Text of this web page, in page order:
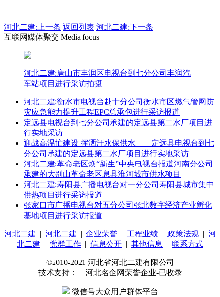
河北二建: 上一条 返回列表 河北二建:下一条
互联网媒体聚交 Media focus
河北二建:唐山市丰润区电视台到七分公司丰润汽
车站项目进行采访拍摄
河北二建:衡水市电视台赴十分公司衡水市区燃气管网防
灾应急能力提升工程EPC总承包进行采访报道
定远县电视台到七分公司承建的定远县第二水厂项目进
行实地采访
迎战高温忙建设 挥洒汗水保供水——定远县电视台到七
分公司承建的定远县第二水厂项目进行实地采访
河北二建:革命老区焕“新生”中央电视台报道河南分公司
承建的大别山革命老区息县淮河城市供水项目
河北二建:寿阳县广播电视台对一分公司寿阳县城市集中
供热项目进行采访报道
张家口市广播电视台对五分公司张北数字经济产业孵化
基地项目进行采访报道
河北二建 | 河北二建 | 企业荣誉| 工程业绩| 政策法规| 河
北二建 | 党群工作 | 信息公开 | 其他信息 | 联系方式
©2010-2021 河北省河北二建有限公司
技术支持： 河北名企网荣誉企业-已收录
微信号大众用户群体平台